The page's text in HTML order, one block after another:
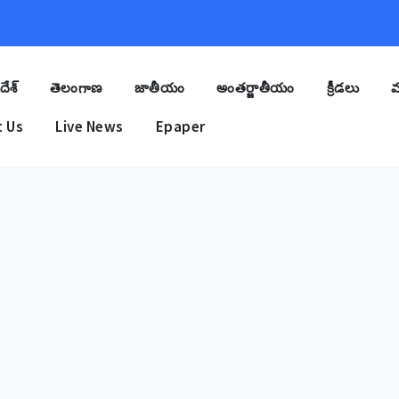
తెలంగాణ జాతీయం అంతర్జాతీయం క్రీడలు
Us Live News Epaper